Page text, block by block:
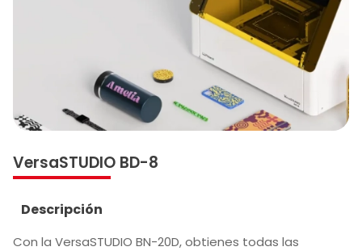
VersaSTUDIO BD-8
Descripción
Con la VersaSTUDIO BN-20D, obtienes todas las